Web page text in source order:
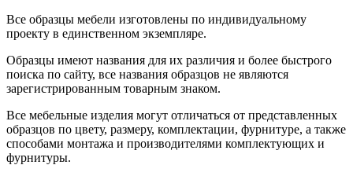
Все образцы мебели изготовлены по индивидуальному
проекту в единственном экземпляре.
Образцы имеют названия для их различия и более быстрого
поиска по сайту, все названия образцов не являются
зарегистрированным товарным знаком.
Все мебельные изделия могут отличаться от представленных
образцов по цвету, размеру, комплектации, фурнитуре, а также
способами монтажа и производителями комплектующих и
фурнитуры.